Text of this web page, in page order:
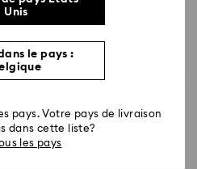
Unis
le pays :
pays. Votre pays de livraison
dans cette liste?
les pays